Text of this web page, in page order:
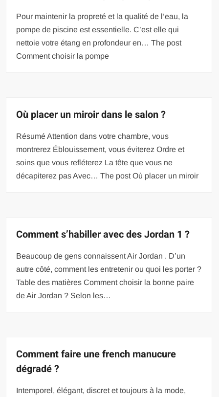
Pour maintenir la propreté et la qualité de l’eau, la
pompe de piscine est essentielle. C’est elle qui
nettoie votre étang en profondeur en… The post
Comment choisir la pompe
Où placer un miroir dans le salon ?
Résumé Attention dans votre chambre, vous
montrerez Éblouissement, vous éviterez Ordre et
soins que vous refléterez La tête que vous ne
décapiterez pas Avec… The post Où placer un miroir
Comment s’habiller avec des Jordan 1 ?
Beaucoup de gens connaissent Air Jordan . D’un
autre côté, comment les entretenir ou quoi les porter ?
Table des matières Comment choisir la bonne paire
de Air Jordan ? Selon les…
Comment faire une french manucure
dégradé ?
Intemporel, élégant, discret et toujours à la mode,